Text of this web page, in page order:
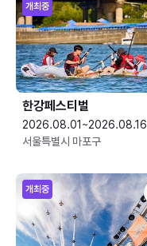
개최중
한강페스티벌
2026.08.01~2026.08.16
서울특별시 마포구
개최중